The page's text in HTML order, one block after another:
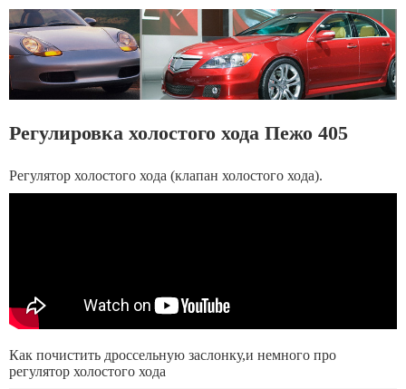
Регулировка холостого хода Пежо 405
Регулятор холостого хода (клапан холостого хода).
Как почистить дроссельную заслонку,и немного про
регулятор холостого хода